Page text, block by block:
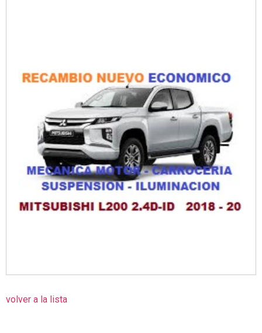
volver a la lista